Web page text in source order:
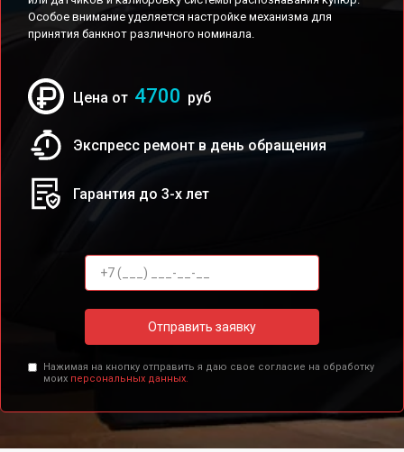
Особое внимание уделяется настройке механизма для
принятия банкнот различного номинала.
Цена от 4700 руб
Экспресс ремонт в день обращения
Гарантия до 3-х лет
Отправить заявку
Нажимая на кнопку отправить я даю свое согласие на обработку
моих персональных данных.